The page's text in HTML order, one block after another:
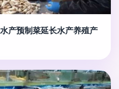
产预制菜延长水产养殖产